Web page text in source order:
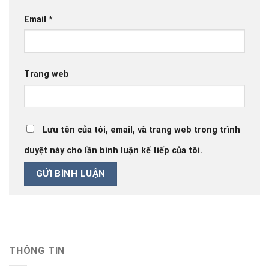
Email *
Trang web
Lưu tên của tôi, email, và trang web trong trình
duyệt này cho lần bình luận kế tiếp của tôi.
THÔNG TIN